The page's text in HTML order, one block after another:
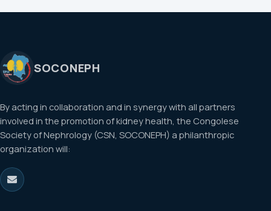
SOCONEPH
By acting in collaboration and in synergy with all partners
involved in the promotion of kidney health, the Congolese
Society of Nephrology (CSN, SOCONEPH) a philanthropic
organization will: